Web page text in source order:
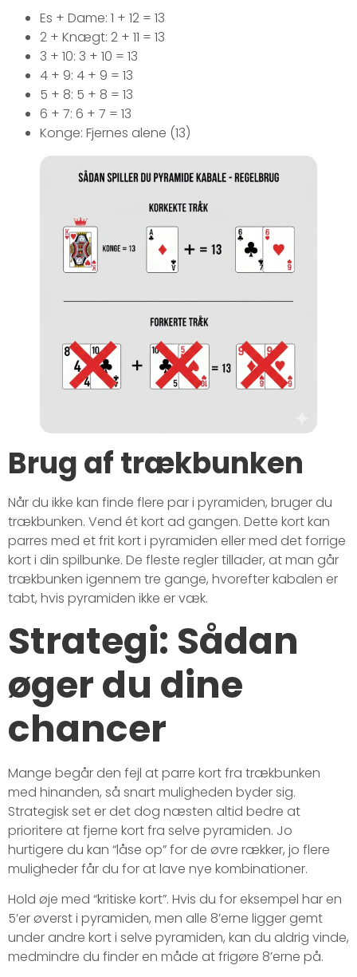
Es + Dame: 1 + 12 = 13
2 + Knægt: 2 + 11 = 13
3 + 10: 3 + 10 = 13
4 + 9: 4 + 9 = 13
5 + 8: 5 + 8 = 13
6 + 7: 6 + 7 = 13
Konge: Fjernes alene (13)
Brug af trækbunken
Når du ikke kan finde flere par i pyramiden, bruger du
trækbunken. Vend ét kort ad gangen. Dette kort kan
parres med et frit kort i pyramiden eller med det forrige
kort i din spilbunke. De fleste regler tillader, at man går
trækbunken igennem tre gange, hvorefter kabalen er
tabt, hvis pyramiden ikke er væk.
Strategi: Sådan
øger du dine
chancer
Mange begår den fejl at parre kort fra trækbunken
med hinanden, så snart muligheden byder sig.
Strategisk set er det dog næsten altid bedre at
prioritere at fjerne kort fra selve pyramiden. Jo
hurtigere du kan “låse op” for de øvre rækker, jo flere
muligheder får du for at lave nye kombinationer.
Hold øje med “kritiske kort”. Hvis du for eksempel har en
5’er øverst i pyramiden, men alle 8’erne ligger gemt
under andre kort i selve pyramiden, kan du aldrig vinde,
medmindre du finder en måde at frigøre 8’erne på.